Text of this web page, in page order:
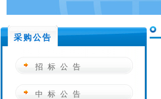
采购公告
招标公告
中标公告